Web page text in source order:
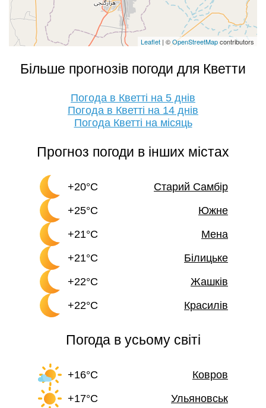
Leaflet | ©OpenStreetMapcontributors
Більше прогнозів погоди для Кветти
Погода в Кветті на 5 днів
Погода в Кветті на 14 днів
Погода Кветті на місяць
Прогноз погоди в інших містах
+20°C
Старий Самбір
+25°C
Южне
+21°C
Мена
+21°C
Білицьке
+22°C
Жашків
+22°C
Красилів
Погода в усьому світі
+16°C
Ковров
+17°C
Ульяновськ